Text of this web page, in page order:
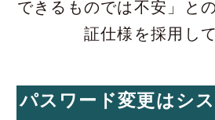
できるものでは不安」と
証仕様を採用し
パスワード変更はシ